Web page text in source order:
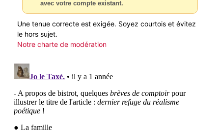
avec votre compte existant.
Une tenue correcte est exigée. Soyez courtois et évitez
le hors sujet.
Notre charte de modération